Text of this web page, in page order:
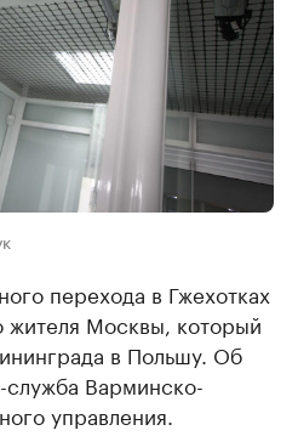
перехода в Гжехотках
жителя Москвы, который
в Польшу. Об
служба Варминско-
управления.